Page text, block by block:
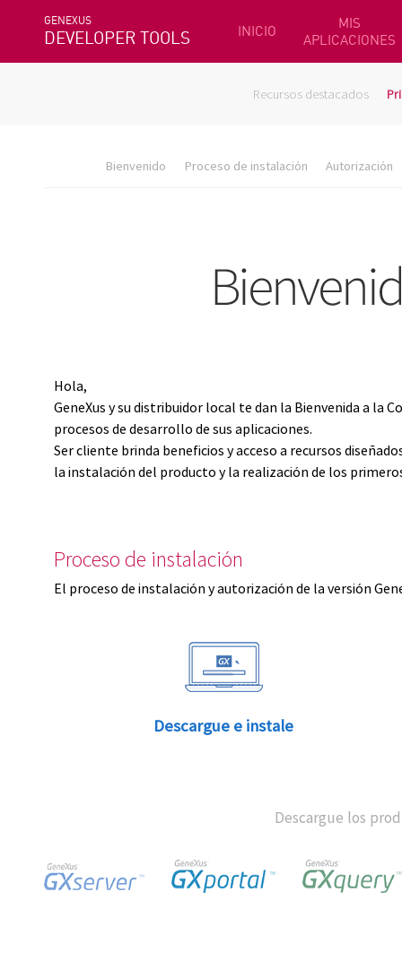
GENEXUS
DEVELOPER TOOLS INICIO
MIS
APLICACIONES
Recursos destacados
Bienvenido Proceso de instalación Autorización
Hola,
GeneXus y su distribuidor local te dan la Bienvenida a la
procesos de desarrollo de sus aplicaciones.
Ser cliente brinda beneficios y acceso a recursos
la instalación del producto y la realización de los
Proceso de instalación
El proceso de instalación y autorización de la versión
Descargue e instale
Descargue los